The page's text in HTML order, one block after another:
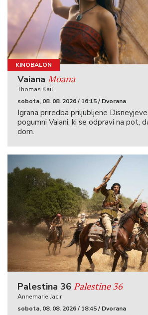
KINOBALON
Vaiana Moana
Thomas Kail
sobota, 08. 08. 2026 / 16:15 / Dvorana
Igrana priredba priljubljene
pogumni Vaiani, ki se odpravi na pot,
dom.
Palestina 36 Palestine 36
Annemarie Jacir
sobota, 08. 08. 2026 / 18:45 / Dvorana